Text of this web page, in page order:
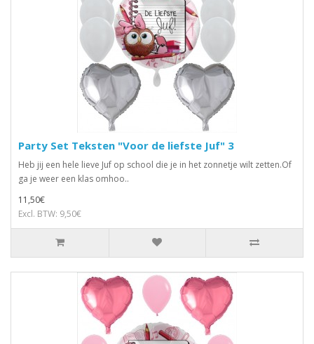
Party Set Teksten "Voor de liefste Juf" 3
Heb jij een hele lieve Juf op school die je in het zonnetje wilt zetten.Of
ga je weer een klas omhoo..
11,50€
Excl. BTW: 9,50€